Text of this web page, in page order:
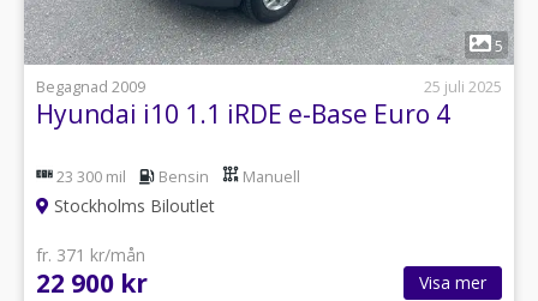
1
5
Begagnad 2009
25 juli 2025
Hyundai i10 1.1 iRDE e-Base Euro 4
23 300 mil Bensin Manuell
Stockholms Biloutlet
fr. 371 kr/mån
22 900 kr Visa mer